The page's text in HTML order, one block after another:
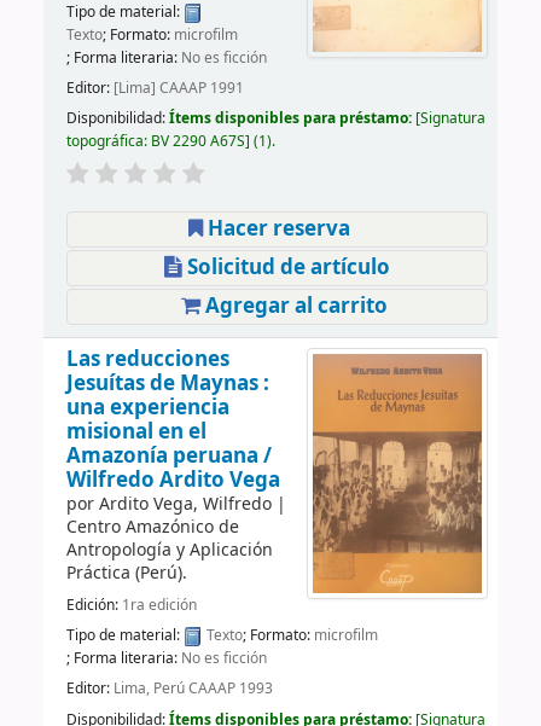
Tipo de material:
Texto; Formato: microfilm
; Forma literaria: No es ficción
Editor: [Lima] CAAAP 1991
Disponibilidad:Ítems disponibles para préstamo: Signatura
topográfica: BV 2290 A67S (1).
Hacer reserva
Solicitud de artículo
Agregar al carrito
Las reducciones
Jesuítas de Maynas :
una experiencia
misional en el
Amazonía peruana /
Wilfredo Ardito Vega
porArdito Vega, Wilfredo|
Centro Amazónico de
Antropología y Aplicación
Práctica (Perú).
Edición: 1ra edición
Tipo de material:
Texto; Formato: microfilm
; Forma literaria: No es ficción
Editor: Lima, Perú CAAAP 1993
Disponibilidad:Ítems disponibles para préstamo: Signatura